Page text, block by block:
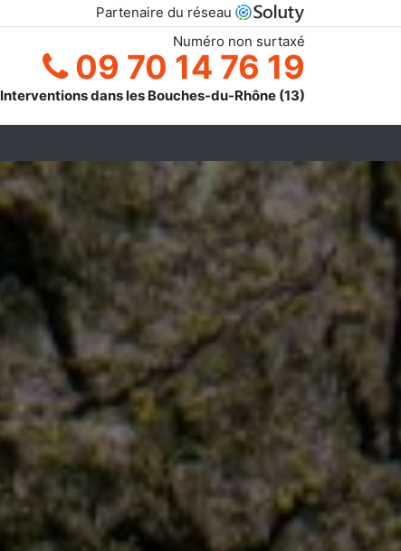
Partenaire du réseau
Numéro non surtaxé
09 70 14 76 19
Interventions dans les Bouches-du-Rhône (13)